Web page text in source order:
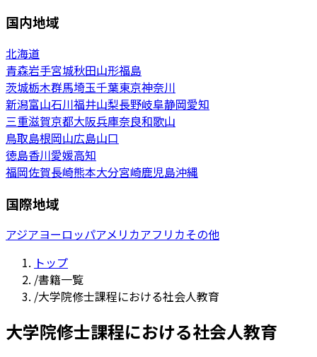
国内地域
北海道
青森岩手宮城秋田山形福島
茨城栃木群馬埼玉千葉東京神奈川
新潟富山石川福井山梨長野岐阜静岡愛知
三重滋賀京都大阪兵庫奈良和歌山
鳥取島根岡山広島山口
徳島香川愛媛高知
福岡佐賀長崎熊本大分宮崎鹿児島沖縄
国際地域
アジアヨーロッパアメリカアフリカその他
トップ
/書籍一覧
/大学院修士課程における社会人教育
大学院修士課程における社会人教育